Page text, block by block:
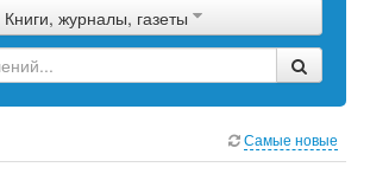
Изделия
Оборудование
Книги, журналы, газеты
Самые новые